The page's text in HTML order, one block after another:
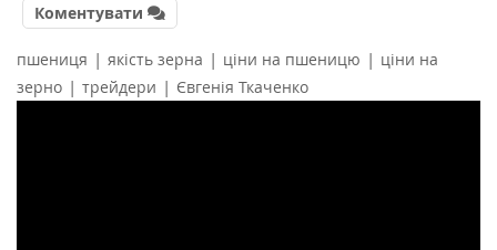
Коментувати
пшениця | якість зерна | ціни на пшеницю | ціни на
зерно | трейдери | Євгенія Ткаченко